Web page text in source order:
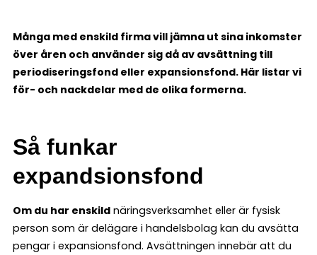
Många med enskild firma vill jämna ut sina inkomster
över åren och använder sig då av avsättning till
periodiseringsfond eller expansionsfond. Här listar vi
för- och nackdelar med de olika formerna.
Så funkar
expandsionsfond
Om du har enskild näringsverksamhet eller är fysisk
person som är delägare i handelsbolag kan du avsätta
pengar i expansionsfond. Avsättningen innebär att du